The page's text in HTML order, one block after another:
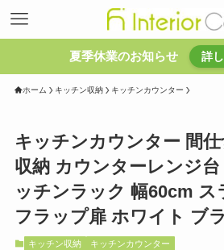
夏季休業のお知らせ 詳
ホーム キッチン収納 キッチンカウンター
キッチンカウンター 間
収納 カウンターレンジ
ッチンラック 幅60cm ス
フラップ扉 ホワイト ブ
キッチン収納 キッチンカウンター